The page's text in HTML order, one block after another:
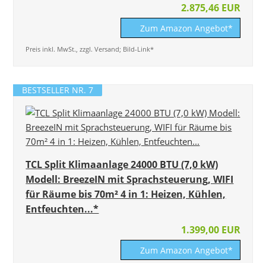
2.875,46 EUR
Zum Amazon Angebot*
Preis inkl. MwSt., zzgl. Versand; Bild-Link*
BESTSELLER NR. 7
TCL Split Klimaanlage 24000 BTU (7,0 kW)
Modell: BreezeIN mit Sprachsteuerung, WIFI
für Räume bis 70m² 4 in 1: Heizen, Kühlen,
Entfeuchten...*
1.399,00 EUR
Zum Amazon Angebot*